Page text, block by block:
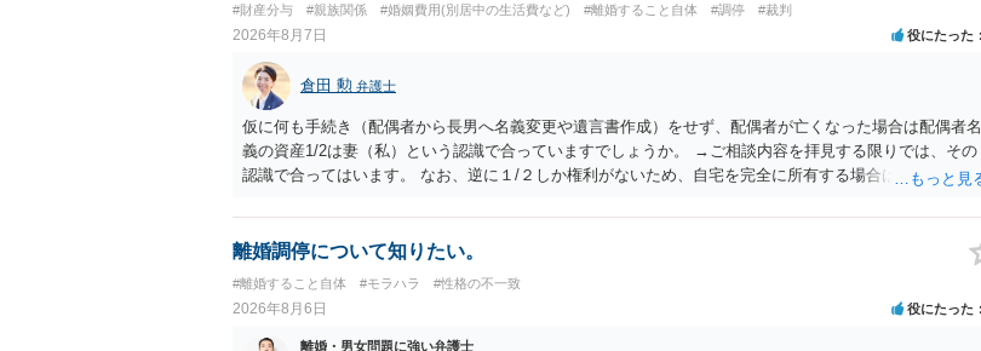
#財産分与 #親族関係 #婚姻費用(別居中の生活費など) #離婚すること自体 #調停 #裁判
2026年8月7日 役にたった
倉田 勲 弁護士
仮に何も手続き（配偶者から長男へ名義変更や遺言書作成）をせず、配偶者が亡くなった場合は配偶者名
義の資産1/2は妻（私）という認識で合っていますでしょうか。 →ご相談内容を拝見する限りでは、その
認識で合ってはいます。 なお、逆に１/２しか権利がないため、自宅を完全に所有する場合は、他の相続
離婚調停について知りたい。
#離婚すること自体 #モラハラ #性格の不一致
2026年8月6日 役にたった
離婚・男女問題に強い弁護士